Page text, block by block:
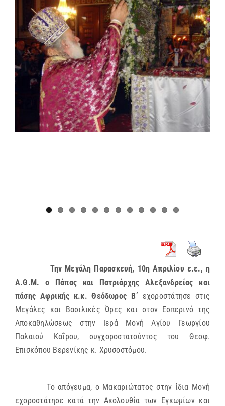
ΕΝΗΜΕΡΩΣΗ
ΣΥΝΔΕΣΕΙΣ
Την Μεγάλη Παρασκευή, 10η Απριλίου ε.ε., η
Α.Θ.Μ. ο Πάπας και Πατριάρχης Αλεξανδρείας και
πάσης Αφρικής κ.κ. Θεόδωρος Β΄ εχοροστάτησε στις
Μεγάλες και Βασιλικές Ώρες και στον Εσπερινό της
Αποκαθηλώσεως στην Ιερά Μονή Αγίου Γεωργίου
Παλαιού Καΐρου, συγχοροστατούντος του Θεοφ.
Επισκόπου Βερενίκης κ. Χρυσοστόμου.
Το απόγευμα, ο Μακαριώτατος στην ίδια Μονή
εχοροστάτησε κατά την Ακολουθία των Εγκωμίων και